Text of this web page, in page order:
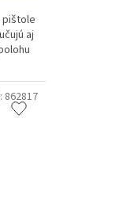
pištole
aj
862817